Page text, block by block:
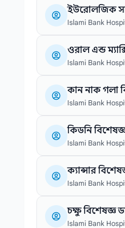
ইউরোলজিক
Islami Bank
ওরাল এন্ড
Islami Bank
কান নাক গলা
Islami Bank
কিডনি
Islami Bank
ক্যান্সার
Islami Bank
চক্ষু বিশেষজ্ঞ
Islami Bank